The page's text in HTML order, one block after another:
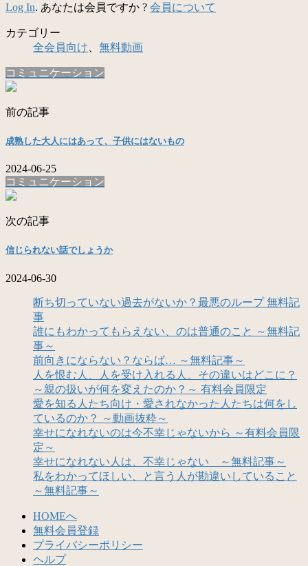
Log In. あなたは会員ですか ? 会員について
カテゴリー
全会員向け
無料動画
コミュニケーション
前の記事
成熟した大人にはあって、子供にはないもの
2024-06-25
コミュニケーション
次の記事
信じられない話でしょうか
2024-06-30
断ち切っていない過去がないか？最悪のループ 無料記
事
誰にもわかってもらえない、のは普通のこと ～無料記
事～
前向きにならない？ならば… ～無料記事～
人を恨む人、人を受け入れる人、その違いはどこに？
～親の扱いが何を変えたのか？～ 有料会員限定
愛を知る人たち向け・愛されなかった人たちは何をし
ているのか？ ～動画抜粋～
幸せになれないのは今不幸じゃないから ～有料会員限
定～
幸せになれない人は、不幸じゃない ～無料記事～
私をわかってほしい、と言う人が勘違いしていること
～無料記事～
HOMEへ
無料会員登録
プライバシーポリシー
ヘルプ